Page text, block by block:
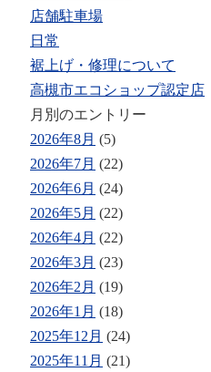
店舗駐車場
日常
裾上げ・修理について
高槻市エコショップ認定店
月別のエントリー
2026年8月 (5)
2026年7月 (22)
2026年6月 (24)
2026年5月 (22)
2026年4月 (22)
2026年3月 (23)
2026年2月 (19)
2026年1月 (18)
2025年12月 (24)
2025年11月 (21)